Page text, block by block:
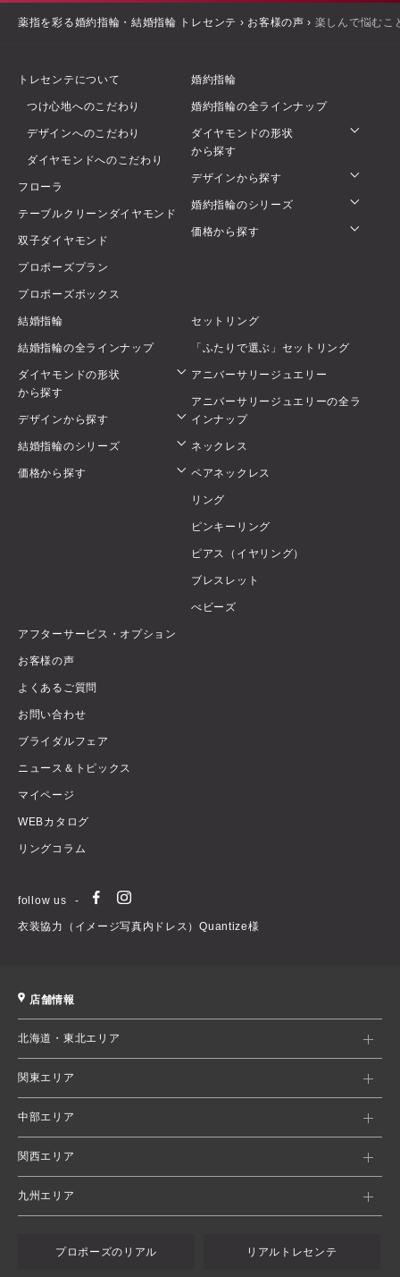
薬指を彩る婚約指輪・結婚指輪 トレセンテ › お客様の声 › 楽しんで悩むこ
トレセンテについて
つけ心地へのこだわり
デザインへのこだわり
ダイヤモンドへのこだわり
フローラ
テーブルクリーンダイヤモンド
双子ダイヤモンド
プロポーズプラン
プロポーズボックス
婚約指輪
婚約指輪の全ラインナップ
ダイヤモンドの形状
から探す
デザインから探す
婚約指輪のシリーズ
価格から探す
結婚指輪
結婚指輪の全ラインナップ
ダイヤモンドの形状
から探す
デザインから探す
結婚指輪のシリーズ
価格から探す
セットリング
「ふたりで選ぶ」セットリング
アニバーサリージュエリー
アニバーサリージュエリーの全ラ
インナップ
ネックレス
ペアネックレス
リング
ピンキーリング
ピアス（イヤリング）
ブレスレット
べビーズ
アフターサービス・オプション
お客様の声
よくあるご質問
お問い合わせ
ブライダルフェア
ニュース＆トピックス
マイページ
WEBカタログ
リングコラム
follow us
衣装協力（イメージ写真内ドレス）Quantize様
店舗情報
北海道・東北エリア
関東エリア
中部エリア
関西エリア
九州エリア
プロポーズのリアル リアルトレセンテ